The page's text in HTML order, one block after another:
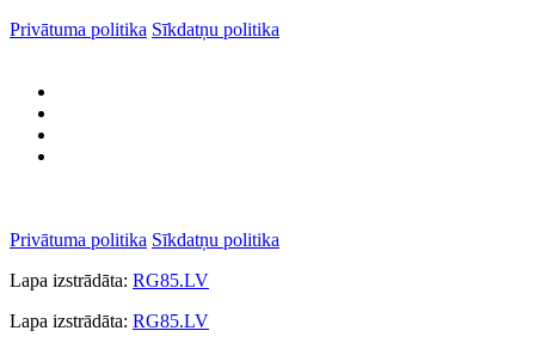
Privātuma politika Sīkdatņu politika
Privātuma politika Sīkdatņu politika
Lapa izstrādāta: RG85.LV
Lapa izstrādāta: RG85.LV